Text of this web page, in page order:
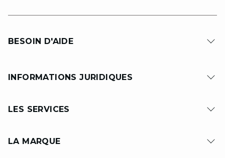
BESOIN D'AIDE
INFORMATIONS JURIDIQUES
LES SERVICES
LA MARQUE